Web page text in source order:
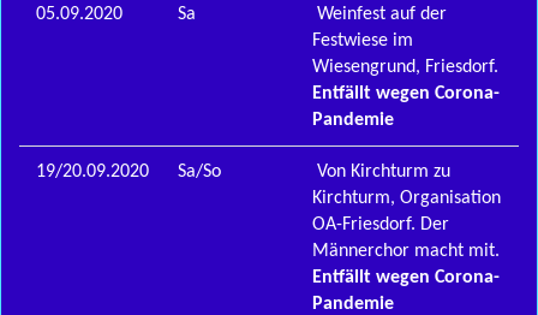
05.09.2020 Sa
Weinfest auf der
Festwiese im
Wiesengrund, Friesdorf.
Entfällt wegen Corona-
Pandemie
19/20.09.2020 Sa/So
Von Kirchturm zu
Kirchturm, Organisation
OA-Friesdorf. Der
Männerchor macht mit.
Entfällt wegen Corona-
Pandemie